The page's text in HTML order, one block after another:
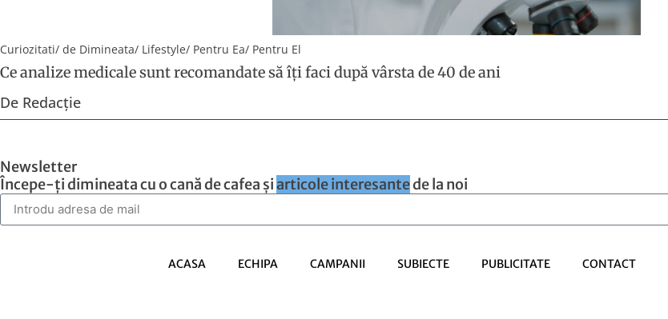
Curiozitati/ de Dimineata/ Lifestyle/ Pentru Ea/ Pentru El
Ce analize medicale sunt recomandate să îți faci după vârsta de 40 de ani
De Redacție
Newsletter
Începe-ți dimineata cu o cană de cafea șiarticole interesantede la noi
ACASA ECHIPA CAMPANII SUBIECTE PUBLICITATE CONTACT